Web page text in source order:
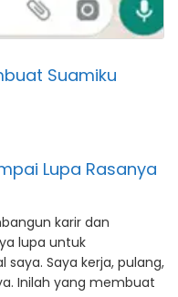
Suamiku
Lupa Rasanya
karir dan
lupa untuk
Saya kerja, pulang,
Inilah yang membuat